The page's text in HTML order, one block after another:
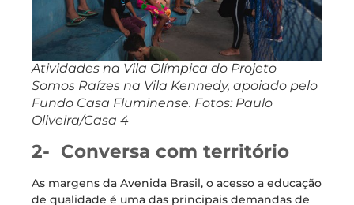
Atividades na Vila Olímpica do Projeto
Somos Raízes na Vila Kennedy, apoiado pelo
Fundo Casa Fluminense. Fotos: Paulo
Oliveira/Casa 4
2- Conversa com território
As margens da Avenida Brasil, o acesso a educação
de qualidade é uma das principais demandas de